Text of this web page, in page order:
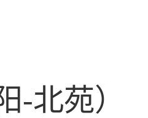
-北苑）